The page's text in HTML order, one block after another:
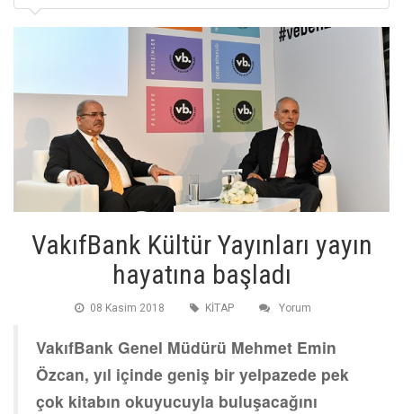
VakıfBank Kültür Yayınları yayın
hayatına başladı
08 Kasim 2018 KİTAP Yorum
VakıfBank Genel Müdürü Mehmet Emin
Özcan, yıl içinde geniş bir yelpazede pek
çok kitabın okuyucuyla buluşacağını